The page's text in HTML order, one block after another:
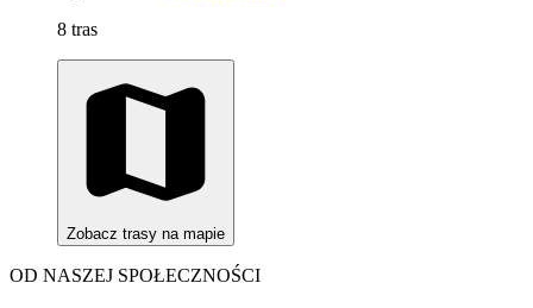
8 tras
Zobacz trasy na mapie
OD NASZEJ SPOŁECZNOŚCI